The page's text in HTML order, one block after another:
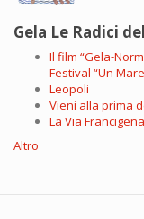
Gela Le Radici
Il film “Gela-
Festival “Un
Leopoli
Vieni alla prima
La Via
Altro